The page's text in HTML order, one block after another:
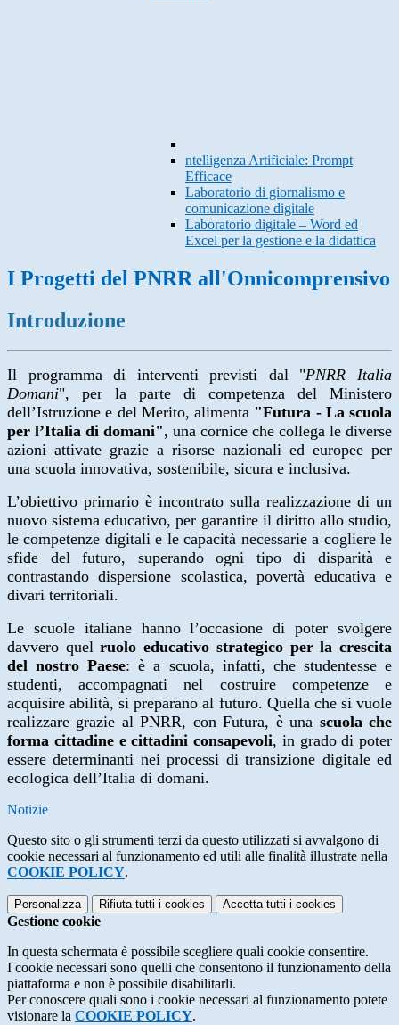
ntelligenza Artificiale: Prompt
Efficace
Laboratorio di giornalismo e
comunicazione digitale
Laboratorio digitale – Word ed
Excel per la gestione e la didattica
I Progetti del PNRR all'Onnicomprensivo
Introduzione
Il programma di interventi previsti dal "PNRR Italia
Domani", per la parte di competenza del Ministero
dell’Istruzione e del Merito, alimenta "Futura - La scuola
per l’Italia di domani", una cornice che collega le diverse
azioni attivate grazie a risorse nazionali ed europee per
una scuola innovativa, sostenibile, sicura e inclusiva.
L’obiettivo primario è incontrato sulla realizzazione di un
nuovo sistema educativo, per garantire il diritto allo studio,
le competenze digitali e le capacità necessarie a cogliere le
sfide del futuro, superando ogni tipo di disparità e
contrastando dispersione scolastica, povertà educativa e
divari territoriali.
Le scuole italiane hanno l’occasione di poter svolgere
davvero quelruolo educativo strategico per la crescita
del nostro Paese: è a scuola, infatti, che studentesse e
studenti, accompagnati nel costruire competenze e
acquisire abilità, si preparano al futuro. Quella che si vuole
realizzare grazie al PNRR, con Futura, è una scuola che
forma cittadine e cittadini consapevoli, in grado di poter
essere determinanti nei processi di transizione digitale ed
ecologica dell’Italia di domani.
Notizie
Questo sito o gli strumenti terzi da questo utilizzati si avvalgono di
cookie necessari al funzionamento ed utili alle finalità illustrate nella
COOKIE POLICY.
Personalizza Rifiuta tutti i cookies Accetta tutti i cookies
Gestione cookie
In questa schermata è possibile scegliere quali cookie consentire.
I cookie necessari sono quelli che consentono il funzionamento della
piattaforma e non è possibile disabilitarli.
Per conoscere quali sono i cookie necessari al funzionamento potete
visionare la COOKIE POLICY.